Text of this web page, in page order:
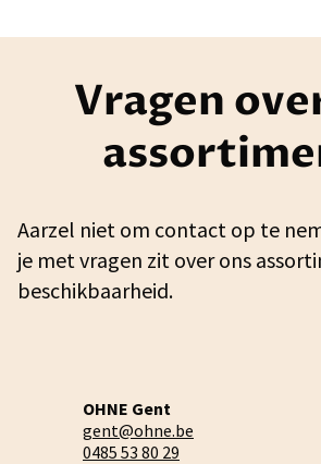
Vragen
Aarzel niet om contact op te
je met vragen zit over ons
beschikbaarheid.
OHNE Gent
gent@ohne.be
0485 53 80 29